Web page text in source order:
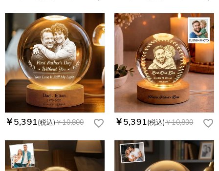
￥5,391(税込)￥10,800 ￥5,391(税込)￥10,800